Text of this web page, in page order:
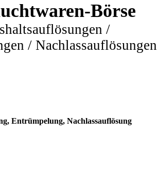
Börse
/
/ Nachlassauflösungen
Entrümpelung, Nachlassauflösung